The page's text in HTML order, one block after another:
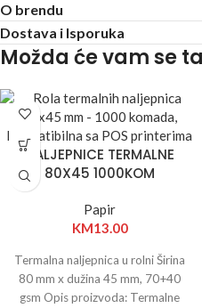
O brendu
Dostava i Isporuka
Možda će vam se
NALJEPNICE TERMALNE
80X45 1000KOM
Papir
KM13.00
Termalna naljepnica u rolni Širina
80 mm x dužina 45 mm, 70+40
gsm Opis proizvoda: Termalne